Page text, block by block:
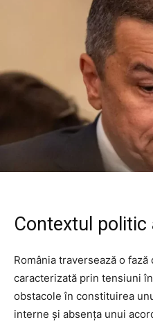
Contextul politic
România traversează o
caracterizată prin tensiuni
obstacole în constituirea
interne și absența unui